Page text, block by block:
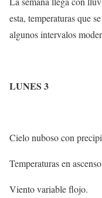
esta, temperaturas que
algunos intervalos
LUNES 3
Cielo nuboso con
Temperaturas en
Viento variable flojo.